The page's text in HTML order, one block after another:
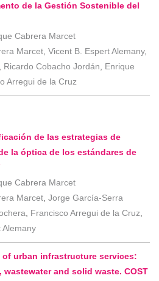
de la Gestión Sostenible del
Cabrera Marcet
Marcet Vicent B. Espert Alemany,
Ricardo Cobacho Jordán
Enrique
Arregui de la Cruz
de las estrategias de
la óptica de los estándares de
Cabrera Marcet
Marcet Jorge García-Serra
Francisco Arregui de la Cruz
Alemany
of urban infrastructure services:
and solid waste. COST